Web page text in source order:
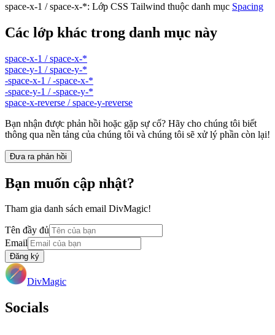
space-x-1 / space-x-*: Lớp CSS Tailwind thuộc danh mục Spacing
Các lớp khác trong danh mục này
space-x-1 / space-x-*
space-y-1 / space-y-*
-space-x-1 / -space-x-*
-space-y-1 / -space-y-*
space-x-reverse / space-y-reverse
Bạn nhận được phản hồi hoặc gặp sự cố? Hãy cho chúng tôi biết
thông qua nền tảng của chúng tôi và chúng tôi sẽ xử lý phần còn lại!
Đưa ra phản hồi
Bạn muốn cập nhật?
Tham gia danh sách email DivMagic!
Tên đầy đủ
Email
Đăng ký
DivMagic
Socials